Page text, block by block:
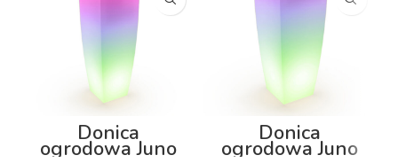
Donica
ogrodowa Juno
Donica
ogrodowa Juno